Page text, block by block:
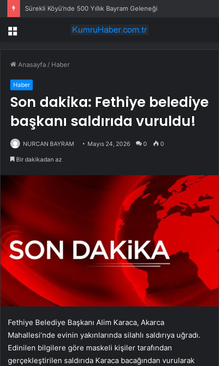
Sürekli Köyü’nde 500 Yıllık Bayram Geleneği
Menü
Anasayfa / Haber
Haber
Son dakika: Fethiye belediye
başkanı saldırıda vuruldu!
NURCAN BAYRAM Mayıs 24, 2026 0 0
Bir dakikadan az
Fethiye Belediye Başkanı Alim Karaca, Akarca
Mahallesi’nde evinin yakınlarında silahlı saldırıya uğradı.
Edinilen bilgilere göre maskeli kişiler tarafından
gerçekleştirilen saldırıda Karaca bacağından vurularak